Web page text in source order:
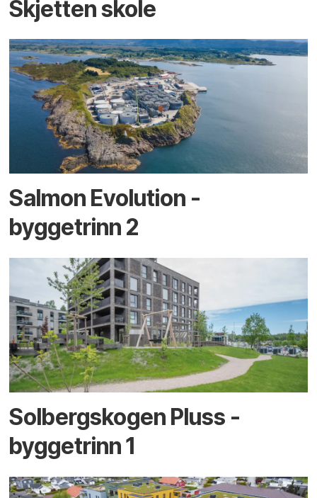
Skjetten skole
Salmon Evolution -
byggetrinn 2
Solbergskogen Pluss -
byggetrinn 1